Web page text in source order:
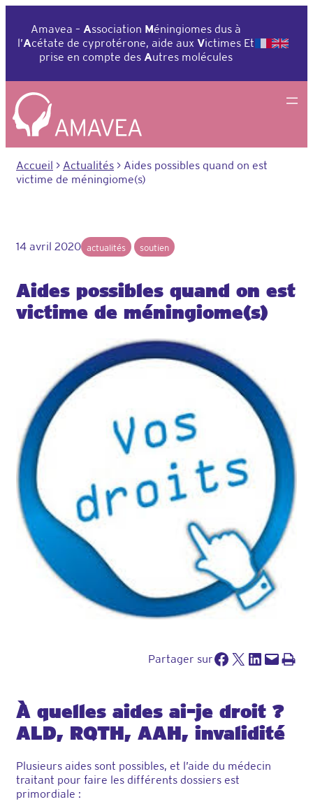
contenu
Amavea – Association Méningiomes dus à
l’Acétate de cyprotérone, aide aux Victimes Et
prise en compte des Autres molécules
Accueil > Actualités > Aides possibles quand on est
victime de méningiome(s)
14 avril 2020 actualités soutien
Aides possibles quand on est
victime de méningiome(s)
Partager surPartager sur Facebook
Partager sur X Partager sur LinkedIn
Envoyer cette page par e-mailImprimer cette
À quelles aides ai-je droit ?
ALD, RQTH, AAH, invalidité
Plusieurs aides sont possibles, et l’aide du médecin
traitant pour faire les différents dossiers est
primordiale :